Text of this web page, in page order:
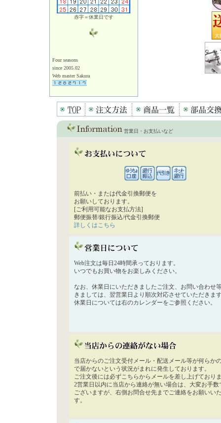
赤字＝休業日です
Four seasons
since 2005.02
Web master Sakura
営業日・お支払いなど
前払い・または代金引換郵便を
お願いしております。
[ご利用可能なお支払方法]
郵便振替/銀行振込/代金引換郵便
詳しくはこちら
Web注文は毎日24時間承っております。
いつでもお買い物をお楽しみください。
なお、休業日にいただきましたご注文、お問い合わせ
きましては、翌営業日より順次対応させていただきま
休業日については右のカレンダーをご参照ください。
当店からのご注文受付メール・配送メール等が何らか
で届かないという状況がまれに発生しております。
ご注文後には必ずこちらからメールを差し上げており
2営業日以内に当店から連絡が無い場合は、大変お手数
ございますが、右側お問合せ先までご連絡をお願いい
す。